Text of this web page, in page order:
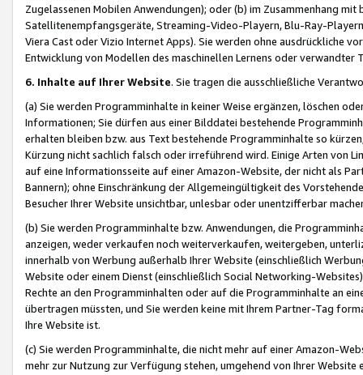
Zugelassenen Mobilen Anwendungen); oder (b) im Zusammenhang
Satellitenempfangsgeräte, Streaming-Video-Playern, Blu-Ray-
Viera Cast oder Vizio Internet Apps). Sie werden ohne ausdrückliche
Entwicklung von Modellen des maschinellen Lernens oder
6. Inhalte auf Ihrer Website. Sie tragen die ausschließliche
(a) Sie werden Programminhalte in keiner Weise ergänzen, löschen
Informationen; Sie dürfen aus einer Bilddatei bestehende
erhalten bleiben bzw. aus Text bestehende Programminhalte so
Kürzung nicht sachlich falsch oder irreführend wird. Einige Arten von
auf eine Informationsseite auf einer Amazon-Website, der nicht als
Bannern); ohne Einschränkung der Allgemeingültigkeit des
Besucher Ihrer Website unsichtbar, unlesbar oder unentzifferbar
(b) Sie werden Programminhalte bzw. Anwendungen, die
anzeigen, weder verkaufen noch weiterverkaufen, weitergeben,
innerhalb von Werbung außerhalb Ihrer Website (einschließlich
Website oder einem Dienst (einschließlich Social Networking-
Rechte an den Programminhalten oder auf die Programminhalte an
übertragen müssten, und Sie werden keine mit Ihrem Partner-Tag
Ihre Website ist.
(c) Sie werden Programminhalte, die nicht mehr auf einer Amazon-
mehr zur Nutzung zur Verfügung stehen, umgehend von Ihrer